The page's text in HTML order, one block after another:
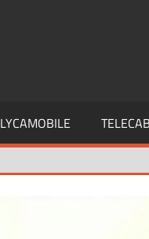
LYCAMOBILE